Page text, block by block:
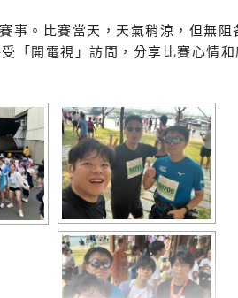
事。比賽當天，天氣稍涼，但無阻
「開電視」訪問，分享比賽心情和